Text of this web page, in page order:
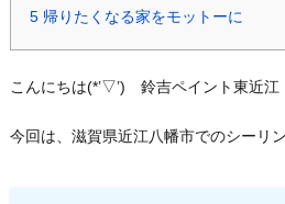
5帰りたくなる家をモットーに
こんにちは(*’▽’) 鈴吉ペイント東近江
今回は、滋賀県近江八幡市でのシーリ